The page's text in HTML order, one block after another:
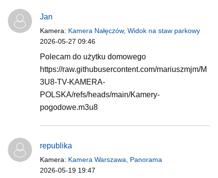
Jan
Kamera: Kamera Nałęczów, Widok na staw parkowy
2026-05-27 09:46
Polecam do użytku domowego
https://raw.githubusercontent.com/mariuszmjm/M
3U8-TV-KAMERA-
POLSKA/refs/heads/main/Kamery-
pogodowe.m3u8
republika
Kamera: Kamera Warszawa, Panorama
2026-05-19 19:47